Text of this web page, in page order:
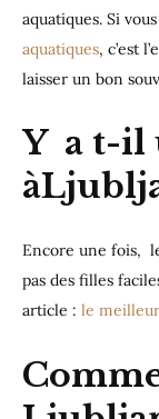
aquatiques. Si
aquatiques, c’est
laisser un bon
Y a t-il
Encore une fois,
pas des filles
article : le